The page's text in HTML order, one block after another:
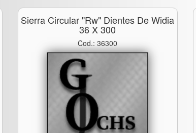
Sierra Circular "rw" Dientes De Widia
36 X 300
Cod.: 36300